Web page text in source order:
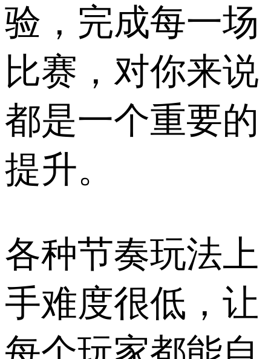
验，完成每一场
比赛，对你来说
都是一个重要的
提升。
各种节奏玩法上
手难度很低，让